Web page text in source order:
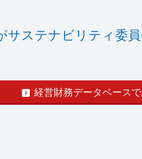
サステナビリティ委員
経営財務データベース